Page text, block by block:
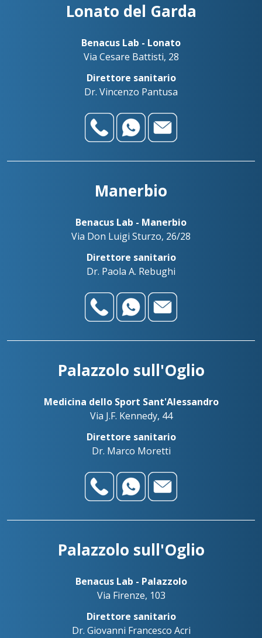
Lonato del Garda
Benacus Lab - Lonato
Via Cesare Battisti, 28
Direttore sanitario
Dr. Vincenzo Pantusa
Manerbio
Benacus Lab - Manerbio
Via Don Luigi Sturzo, 26/28
Direttore sanitario
Dr. Paola A. Rebughi
Palazzolo sull'Oglio
Medicina dello Sport Sant'Alessandro
Via J.F. Kennedy, 44
Direttore sanitario
Dr. Marco Moretti
Palazzolo sull'Oglio
Benacus Lab - Palazzolo
Via Firenze, 103
Direttore sanitario
Dr. Giovanni Francesco Acri